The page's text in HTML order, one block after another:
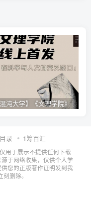
混沌大学】《文理学院》
录 1筹百汇
用于展示不提供任何下载
于网络收集，仅供个人学
您的正版著作证明发到我
删除。